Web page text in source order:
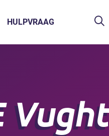
HULPVRAAG
Vught